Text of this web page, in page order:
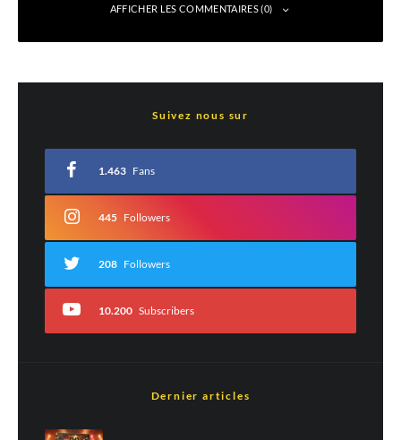
AFFICHER LES COMMENTAIRES (0)
*
Commentaire*
Suivez nous sur
1.463 Fans
445 Followers
208 Followers
10.200 Subscribers
Dernier articles